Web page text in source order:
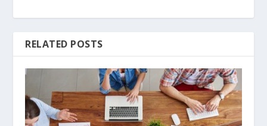
RELATED POSTS